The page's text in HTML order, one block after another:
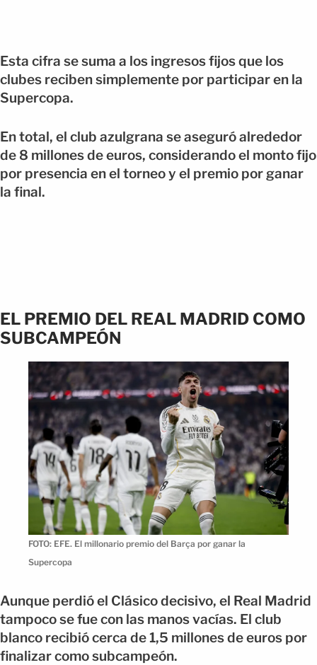
Esta cifra se suma a los ingresos fijos que los
clubes reciben simplemente por participar en la
Supercopa.
En total, el club azulgrana se aseguró alrededor
de 8 millones de euros, considerando el monto fijo
por presencia en el torneo y el premio por ganar
la final.
EL PREMIO DEL REAL MADRID COMO
SUBCAMPEÓN
FOTO: EFE. El millonario premio del Barça por ganar la
Supercopa
Aunque perdió el Clásico decisivo, el Real Madrid
tampoco se fue con las manos vacías. El club
blanco recibió cerca de 1,5 millones de euros por
finalizar como subcampeón.